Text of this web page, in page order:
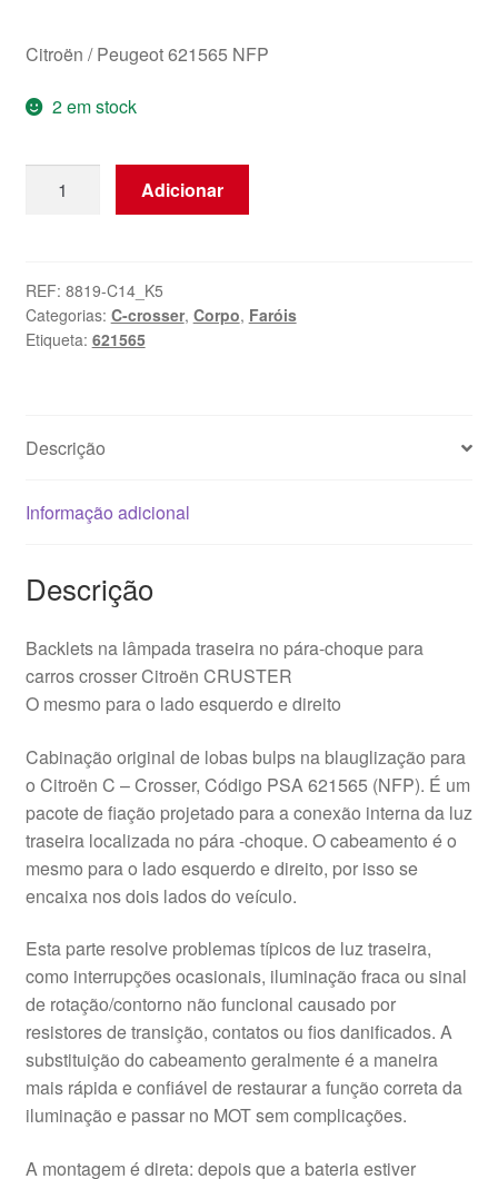
Citroën / Peugeot 621565 NFP
2 em stock
(bulbo)
Adicionar
REF: 8819-C14_K5
Categorias: C-crosser, Corpo, Faróis
Etiqueta: 621565
Descrição
Informação adicional
Descrição
Backlets na lâmpada traseira no pára-choque para
carros crosser Citroën CRUSTER
O mesmo para o lado esquerdo e direito
Cabinação original de lobas bulps na blauglização para
o Citroën C – Crosser, Código PSA 621565 (NFP). É um
pacote de fiação projetado para a conexão interna da luz
traseira localizada no pára -choque. O cabeamento é o
mesmo para o lado esquerdo e direito, por isso se
encaixa nos dois lados do veículo.
Esta parte resolve problemas típicos de luz traseira,
como interrupções ocasionais, iluminação fraca ou sinal
de rotação/contorno não funcional causado por
resistores de transição, contatos ou fios danificados. A
substituição do cabeamento geralmente é a maneira
mais rápida e confiável de restaurar a função correta da
iluminação e passar no MOT sem complicações.
A montagem é direta: depois que a bateria estiver